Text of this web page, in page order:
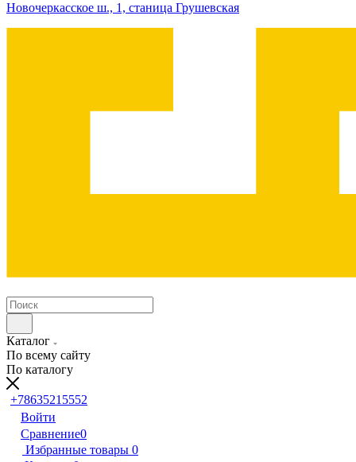
Новочеркасское ш., 1, станица Грушевская
Каталог
По всему сайту
По каталогу
+78635215552
Войти
Сравнение0
Избранные товары 0